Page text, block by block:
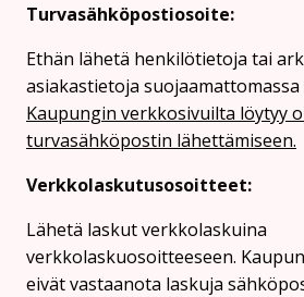
Turvasähköpostiosoite:
Ethän lähetä henkilötietoja tai
asiakastietoja
Kaupungin verkkosivuilta löytyy
turvasähköpostin lähettämiseen.
Verkkolaskutusosoitteet:
Lähetä laskut verkkolaskuina
verkkolaskuosoitteeseen.
eivät vastaanota laskuja